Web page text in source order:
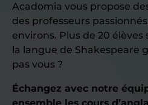
Acadomia vous propose
des professeurs
environs. Plus de 20
la langue de Shakespeare
pas vous ?
Échangez avec notre